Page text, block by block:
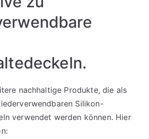
nachhaltige Produkte, die als
Silikon-
verwendet werden können. Hier